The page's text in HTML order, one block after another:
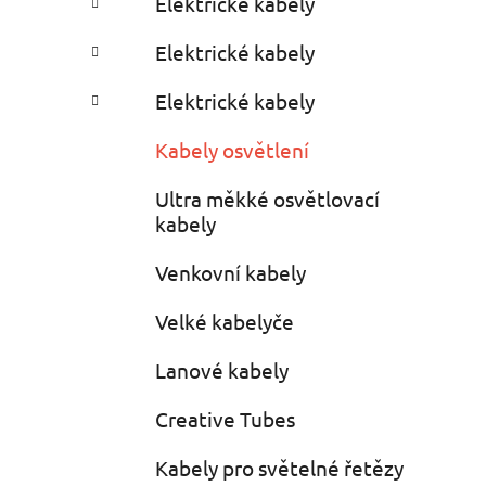
r
i
s
Elektrické kabely
Elektrické kabely
Kabely osvětlení
Ultra měkké osvětlovací
kabely
Venkovní kabely
Velké kabelyče
Lanové kabely
Creative Tubes
Kabely pro světelné řetězy